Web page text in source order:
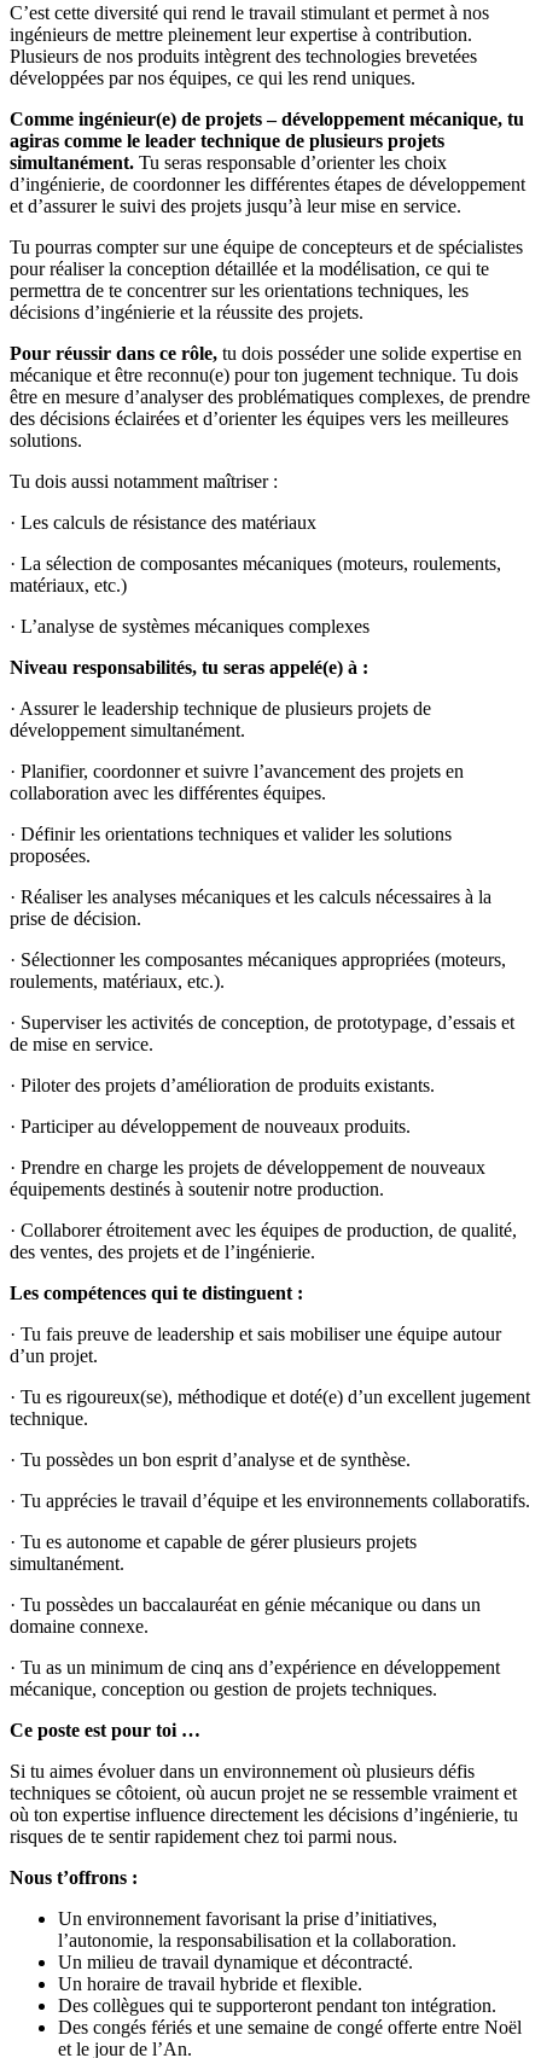
C’est cette diversité qui rend le travail stimulant et permet à nos
ingénieurs de mettre pleinement leur expertise à contribution.
Plusieurs de nos produits intègrent des technologies brevetées
développées par nos équipes, ce qui les rend uniques.
Comme ingénieur(e) de projets – développement mécanique, tu
agiras comme le leader technique de plusieurs projets
simultanément. Tu seras responsable d’orienter les choix
d’ingénierie, de coordonner les différentes étapes de développement
et d’assurer le suivi des projets jusqu’à leur mise en service.
Tu pourras compter sur une équipe de concepteurs et de spécialistes
pour réaliser la conception détaillée et la modélisation, ce qui te
permettra de te concentrer sur les orientations techniques, les
décisions d’ingénierie et la réussite des projets.
Pour réussir dans ce rôle, tu dois posséder une solide expertise en
mécanique et être reconnu(e) pour ton jugement technique. Tu dois
être en mesure d’analyser des problématiques complexes, de prendre
des décisions éclairées et d’orienter les équipes vers les meilleures
solutions.
Tu dois aussi notamment maîtriser :
· Les calculs de résistance des matériaux
· La sélection de composantes mécaniques (moteurs, roulements,
matériaux, etc.)
· L’analyse de systèmes mécaniques complexes
Niveau responsabilités, tu seras appelé(e) à :
· Assurer le leadership technique de plusieurs projets de
développement simultanément.
· Planifier, coordonner et suivre l’avancement des projets en
collaboration avec les différentes équipes.
· Définir les orientations techniques et valider les solutions
proposées.
· Réaliser les analyses mécaniques et les calculs nécessaires à la
prise de décision.
· Sélectionner les composantes mécaniques appropriées (moteurs,
roulements, matériaux, etc.).
· Superviser les activités de conception, de prototypage, d’essais et
de mise en service.
· Piloter des projets d’amélioration de produits existants.
· Participer au développement de nouveaux produits.
· Prendre en charge les projets de développement de nouveaux
équipements destinés à soutenir notre production.
· Collaborer étroitement avec les équipes de production, de qualité,
des ventes, des projets et de l’ingénierie.
Les compétences qui te distinguent :
· Tu fais preuve de leadership et sais mobiliser une équipe autour
d’un projet.
· Tu es rigoureux(se), méthodique et doté(e) d’un excellent jugement
technique.
· Tu possèdes un bon esprit d’analyse et de synthèse.
· Tu apprécies le travail d’équipe et les environnements collaboratifs.
· Tu es autonome et capable de gérer plusieurs projets
simultanément.
· Tu possèdes un baccalauréat en génie mécanique ou dans un
domaine connexe.
· Tu as un minimum de cinq ans d’expérience en développement
mécanique, conception ou gestion de projets techniques.
Ce poste est pour toi …
Si tu aimes évoluer dans un environnement où plusieurs défis
techniques se côtoient, où aucun projet ne se ressemble vraiment et
où ton expertise influence directement les décisions d’ingénierie, tu
risques de te sentir rapidement chez toi parmi nous.
Nous t’offrons :
Un environnement favorisant la prise d’initiatives,
l’autonomie, la responsabilisation et la collaboration.
Un milieu de travail dynamique et décontracté.
Un horaire de travail hybride et flexible.
Des collègues qui te supporteront pendant ton intégration.
Des congés fériés et une semaine de congé offerte entre Noël
et le jour de l’An.